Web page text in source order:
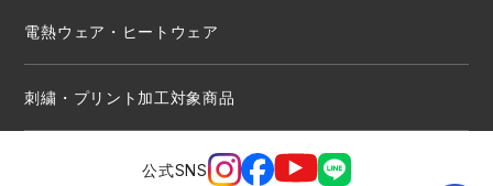
電熱ウェア・ヒートウェア
刺繍・プリント加工対象商品
公式SNS